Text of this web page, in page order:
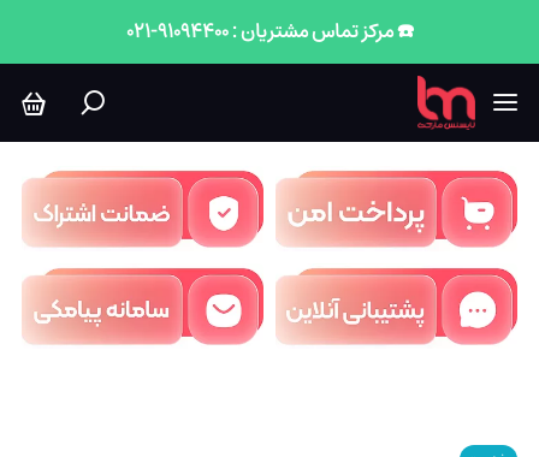
☎️ مرکز تماس مشتریان : 91094400-021